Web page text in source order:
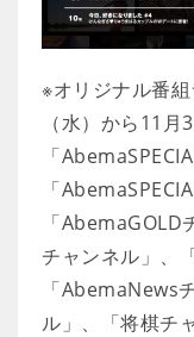
※オリジナル番
（水）から11
「
「
「
チャンネル」、
「AbemaNews
ル」、「将棋チ